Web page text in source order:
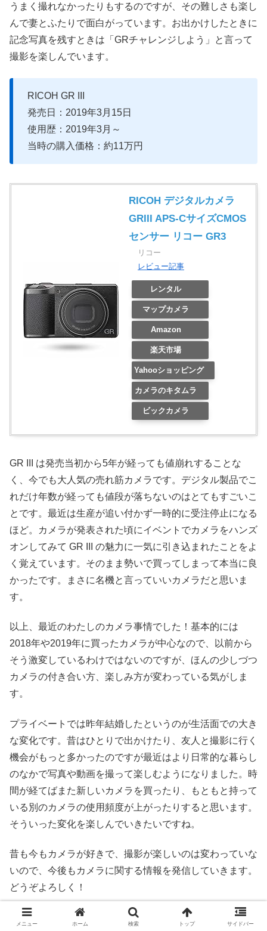
うまく撮れなかったりもするのですが、その難しさも楽し
んで妻とふたりで面白がっています。お出かけしたときに
記念写真を残すときは「GRチャレンジしよう」と言って
撮影を楽しんでいます。
RICOH GR III
発売日：2019年3月15日
使用歴：2019年3月～
当時の購入価格：約11万円
RICOH デジタルカメラ
GRIII APS-CサイズCMOS
センサー リコー GR3
リコー
レビュー記事
レンタル
マップカメラ
Amazon
楽天市場
Yahooショッピング
カメラのキタムラ
ビックカメラ
GR III は発売当初から5年が経っても値崩れすることな
く、今でも大人気の売れ筋カメラです。デジタル製品でこ
れだけ年数が経っても値段が落ちないのはとてもすごいこ
とです。最近は生産が追い付かず一時的に受注停止になる
ほど。カメラが発表された頃にイベントでカメラをハンズ
オンしてみて GR III の魅力に一気に引き込まれたことをよ
く覚えています。そのまま勢いで買ってしまって本当に良
かったです。まさに名機と言っていいカメラだと思いま
す。
以上、最近のわたしのカメラ事情でした！基本的には
2018年や2019年に買ったカメラが中心なので、以前から
そう激変しているわけではないのですが、ほんの少しづつ
カメラの付き合い方、楽しみ方が変わっている気がしま
す。
プライベートでは昨年結婚したというのが生活面での大き
な変化です。昔はひとりで出かけたり、友人と撮影に行く
機会がもっと多かったのですが最近はより日常的な暮らし
のなかで写真や動画を撮って楽しむようになりました。時
間が経てばまた新しいカメラを買ったり、もともと持って
いる別のカメラの使用頻度が上がったりすると思います。
そういった変化を楽しんでいきたいですね。
昔も今もカメラが好きで、撮影が楽しいのは変わっていな
いので、今後もカメラに関する情報を発信していきます。
どうぞよろしく！
メニュー ホーム 検索 トップ サイドバー